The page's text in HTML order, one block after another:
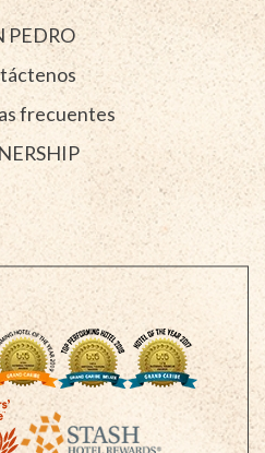
PEDRO
frecuentes